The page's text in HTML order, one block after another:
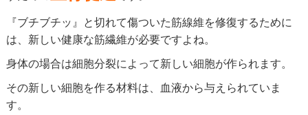
『ブチブチッ』と切れて傷ついた筋線維を修復するために
は、新しい健康な筋繊維が必要ですよね。
身体の場合は細胞分裂によって新しい細胞が作られます。
その新しい細胞を作る材料は、血液から与えられていま
す。